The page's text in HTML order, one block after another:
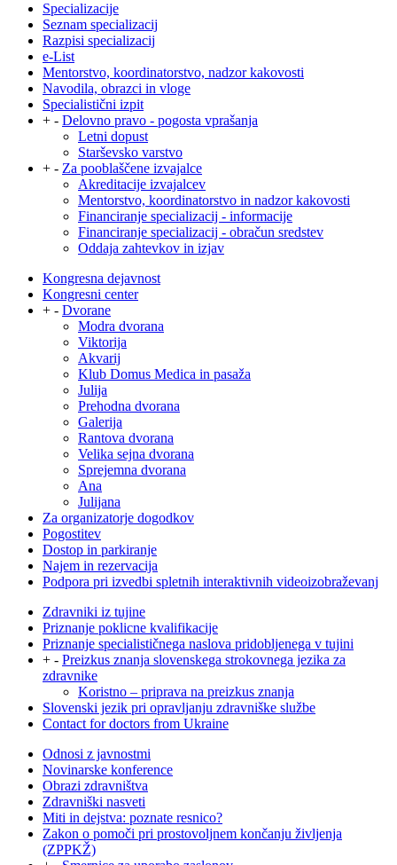
Specializacije
Seznam specializacij
Razpisi specializacij
e-List
Mentorstvo, koordinatorstvo, nadzor kakovosti
Navodila, obrazci in vloge
Specialistični izpit
+ - Delovno pravo - pogosta vprašanja
Letni dopust
Starševsko varstvo
+ - Za pooblaščene izvajalce
Akreditacije izvajalcev
Mentorstvo, koordinatorstvo in nadzor kakovosti
Financiranje specializacij - informacije
Financiranje specializacij - obračun sredstev
Oddaja zahtevkov in izjav
Kongresna dejavnost
Kongresni center
+ - Dvorane
Modra dvorana
Viktorija
Akvarij
Klub Domus Medica in pasaža
Julija
Prehodna dvorana
Galerija
Rantova dvorana
Velika sejna dvorana
Sprejemna dvorana
Ana
Julijana
Za organizatorje dogodkov
Pogostitev
Dostop in parkiranje
Najem in rezervacija
Podpora pri izvedbi spletnih interaktivnih videoizobraževanj
Zdravniki iz tujine
Priznanje poklicne kvalifikacije
Priznanje specialističnega naslova pridobljenega v tujini
+ - Preizkus znanja slovenskega strokovnega jezika za
zdravnike
Koristno – priprava na preizkus znanja
Slovenski jezik pri opravljanju zdravniške službe
Contact for doctors from Ukraine
Odnosi z javnostmi
Novinarske konference
Obrazi zdravništva
Zdravniški nasveti
Miti in dejstva: poznate resnico?
Zakon o pomoči pri prostovoljnem končanju življenja
(ZPPKŽ)